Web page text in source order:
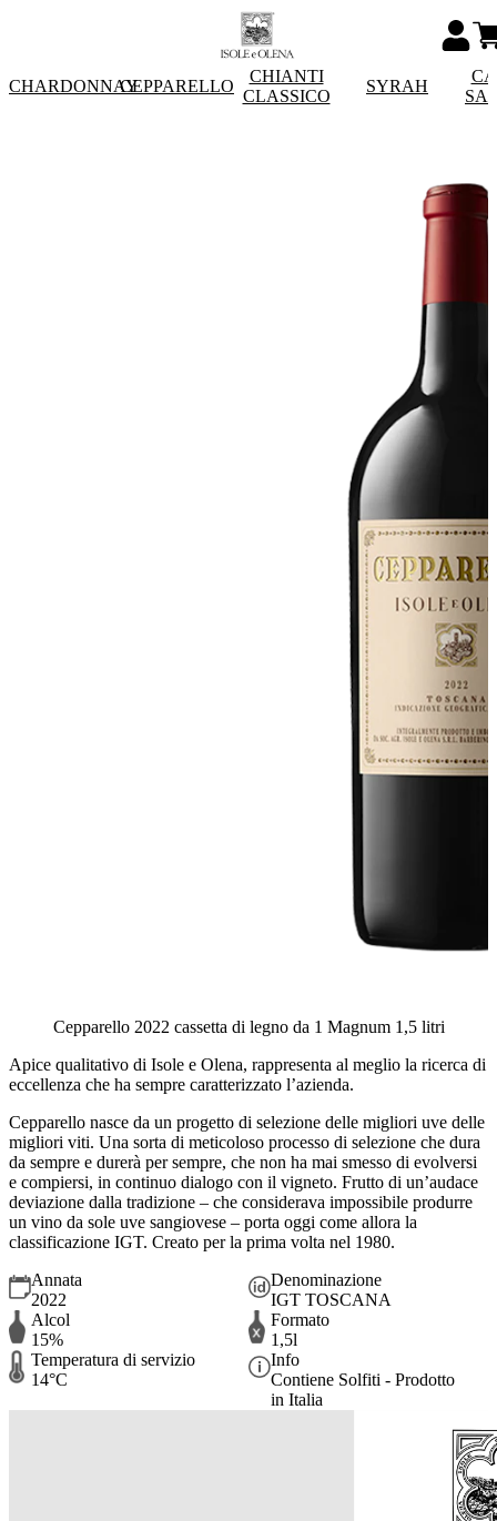
CHARDONNAYCEPPARELLO
CHIANTI
CLASSICO
SYRAH
Cepparello 2022 cassetta di legno da 1 Magnum 1,5 litri
Apice qualitativo di Isole e Olena, rappresenta al meglio la ricerca di
eccellenza che ha sempre caratterizzato l’azienda.
Cepparello nasce da un progetto di selezione delle migliori uve delle
migliori viti. Una sorta di meticoloso processo di selezione che dura
da sempre e durerà per sempre, che non ha mai smesso di evolversi
e compiersi, in continuo dialogo con il vigneto. Frutto di un’audace
deviazione dalla tradizione – che considerava impossibile produrre
un vino da sole uve sangiovese – porta oggi come allora la
classificazione IGT. Creato per la prima volta nel 1980.
Annata
2022
Denominazione
IGT TOSCANA
Alcol
15%
Formato
1,5l
Temperatura di servizio
14°C
Info
Contiene Solfiti - Prodotto
in Italia